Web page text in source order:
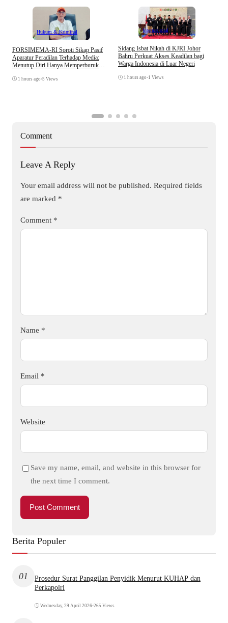
Hukum & Kriminal
​FORSIMEMA-RI Soroti Sikap Pasif
Aparatur Peradilan Terhadap Media:
Menutup Diri Hanya Memperburuk
1 hours ago •5 Views
Internasional
Sidang Isbat Nikah di KJRI Johor
Bahru Perkuat Akses Keadilan bagi
Warga Indonesia di Luar Negeri
1 hours ago •1 Views
Comment
Leave A Reply
Your email address will not be published. Required fields
are marked *
Comment *
Name *
Email *
Website
Save my name, email, and website in this browser for
the next time I comment.
Berita Populer
01
Prosedur Surat Panggilan Penyidik Menurut KUHAP dan
Perkapolri
Wednesday, 29 April 2026•265 Views